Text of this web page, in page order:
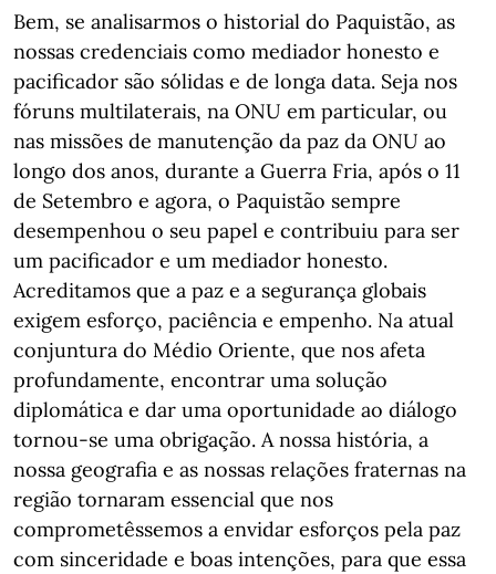
Bem, se analisarmos o historial do Paquistão, as
nossas credenciais como mediador honesto e
pacificador são sólidas e de longa data. Seja nos
fóruns multilaterais, na ONU em particular, ou
nas missões de manutenção da paz da ONU ao
longo dos anos, durante a Guerra Fria, após o 11
de Setembro e agora, o Paquistão sempre
desempenhou o seu papel e contribuiu para ser
um pacificador e um mediador honesto.
Acreditamos que a paz e a segurança globais
exigem esforço, paciência e empenho. Na atual
conjuntura do Médio Oriente, que nos afeta
profundamente, encontrar uma solução
diplomática e dar uma oportunidade ao diálogo
tornou-se uma obrigação. A nossa história, a
nossa geografia e as nossas relações fraternas na
região tornaram essencial que nos
comprometêssemos a envidar esforços pela paz
com sinceridade e boas intenções, para que essa